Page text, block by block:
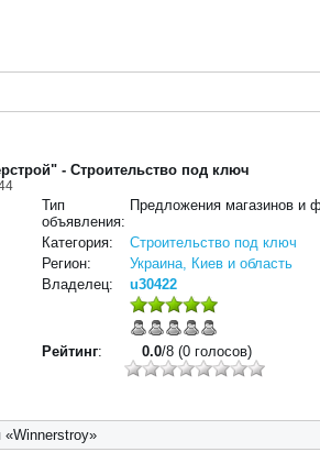
- Строительство под ключ
Тип
объявления:
Предложения магазинов и
Категория:
Строительство под ключ
Регион:
Украина, Киев и область
Владелец:
u30422
Рейтинг: 0.0/8 (0 голосов)
«Winnerstroy»